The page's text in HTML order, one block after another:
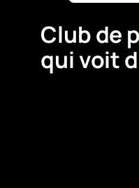
Club de
qui voit